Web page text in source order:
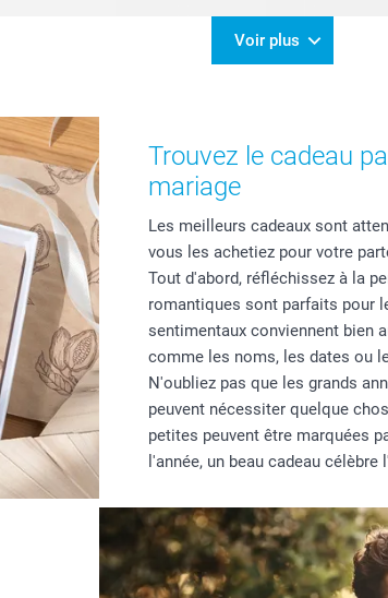
Voir plus
Trouvez le cadeau
mariage
Les meilleurs cadeaux sont
vous les achetiez pour votre
Tout d'abord, réfléchissez à la
romantiques sont parfaits pour
sentimentaux conviennent bien
comme les noms, les dates ou
N'oubliez pas que les grands
peuvent nécessiter quelque
petites peuvent être marquées
l'année, un beau cadeau